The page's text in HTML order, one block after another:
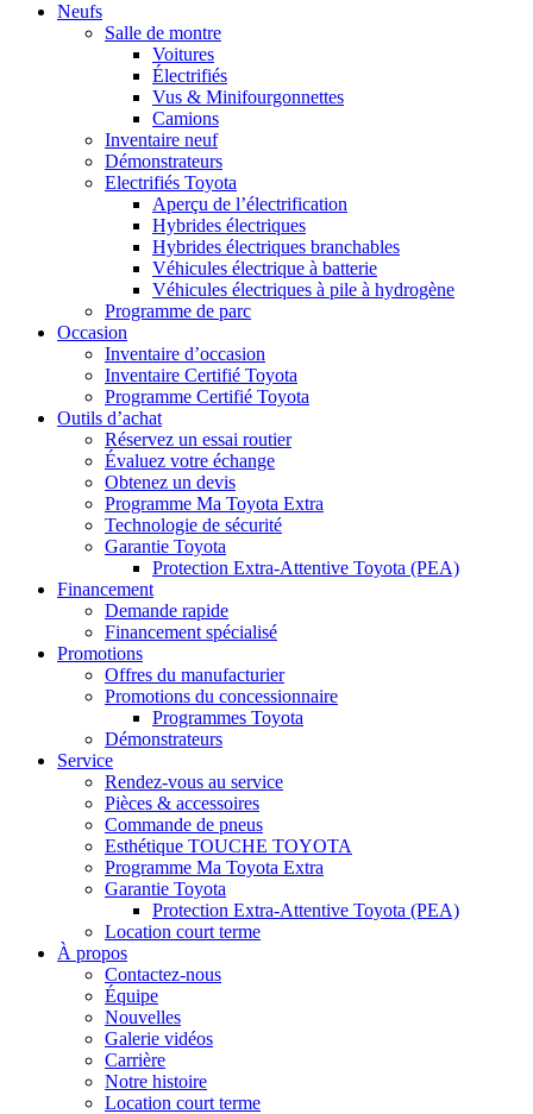
Neufs
Salle de montre
Voitures
Électrifiés
Vus & Minifourgonnettes
Camions
Inventaire neuf
Démonstrateurs
Electrifiés Toyota
Aperçu de l’électrification
Hybrides électriques
Hybrides électriques branchables
Véhicules électrique à batterie
Véhicules électriques à pile à hydrogène
Programme de parc
Occasion
Inventaire d’occasion
Inventaire Certifié Toyota
Programme Certifié Toyota
Outils d’achat
Réservez un essai routier
Évaluez votre échange
Obtenez un devis
Programme Ma Toyota Extra
Technologie de sécurité
Garantie Toyota
Protection Extra-Attentive Toyota (PEA)
Financement
Demande rapide
Financement spécialisé
Promotions
Offres du manufacturier
Promotions du concessionnaire
Programmes Toyota
Démonstrateurs
Service
Rendez-vous au service
Pièces & accessoires
Commande de pneus
Esthétique TOUCHE TOYOTA
Programme Ma Toyota Extra
Garantie Toyota
Protection Extra-Attentive Toyota (PEA)
Location court terme
À propos
Contactez-nous
Équipe
Nouvelles
Galerie vidéos
Carrière
Notre histoire
Location court terme